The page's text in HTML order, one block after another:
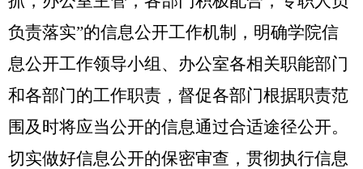
负责落实”的信息公开工作机制，明确学院信
息公开工作领导小组、办公室各相关职能部门
和各部门的工作职责，督促各部门根据职责范
围及时将应当公开的信息通过合适途径公开。
切实做好信息公开的保密审查，贯彻执行信息